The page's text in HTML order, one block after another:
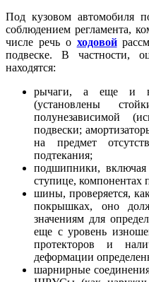
Под кузовом автомобиля
соблюдением регламента,
числе речь о ходовой
подвеске. В частности,
находятся:
рычаги, а еще и
(установлены
полунезависимой
подвески;
на предмет
подтекания;
подшипники, включая
ступице, компонентах
шины, проверяется,
покрышках, оно
значениям для
еще с уровень
протекторов и
деформации
шарнирные